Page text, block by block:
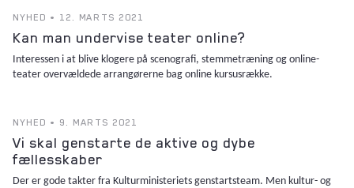
NYHED • 12. MARTS 2021
Kan man undervise teater online?
Interessen i at blive klogere på scenografi, stemmetræning og online-
teater overvældede arrangørerne bag online kursusrække.
NYHED • 9. MARTS 2021
Vi skal genstarte de aktive og dybe
fællesskaber
Der er gode takter fra Kulturministeriets genstartsteam. Men kultur- og